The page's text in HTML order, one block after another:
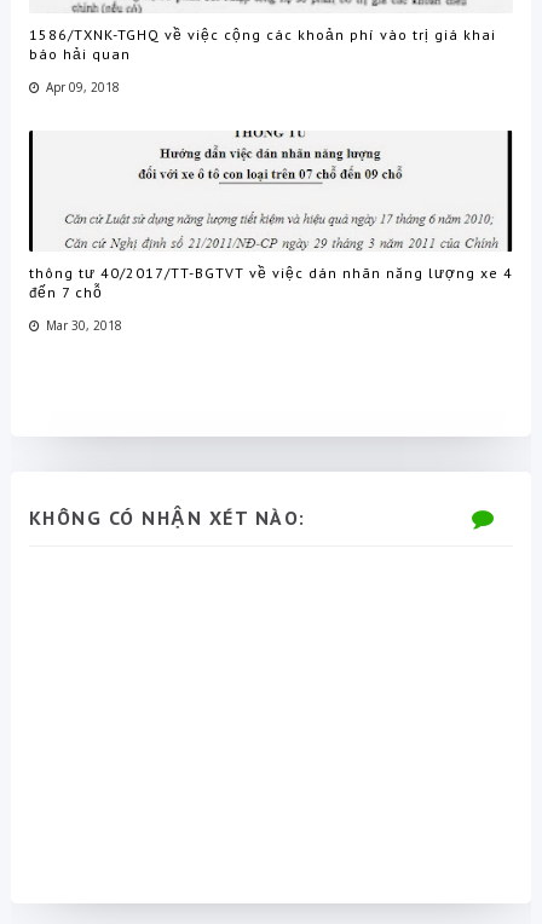
1586/TXNK-TGHQ về việc cộng các khoản phí vào trị giá khai
báo hải quan
Apr 09, 2018
thông tư 40/2017/TT-BGTVT về việc dán nhãn năng lượng xe 4
đến 7 chỗ
Mar 30, 2018
KHÔNG CÓ NHẬN XÉT NÀO: